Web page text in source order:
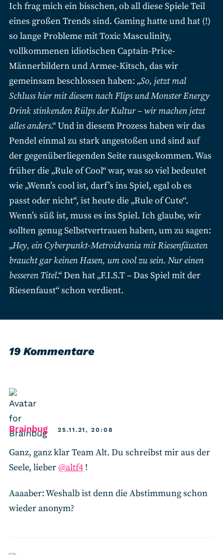
Ich frag mich ein bisschen, ob all diese Spiele Teil
eines großen Trends sind. Gaming hatte und hat (!)
so lange Probleme mit Toxic Masculinity,
vollkommenen idiotischen Captain-Price-
Männerbildern und Armee-Kitsch, das wir
gemeinsam beschlossen haben: „So, jetzt mal
Schluss hier mit diesem nach Flips und Monster Energy
Drink stinkenden Rülps der Kultur – wir machen jetzt
alles anders.“ Und in diesem Prozess haben wir das
Pendel einmal zu stark angestoßen und sind auf
der gegenüberliegenden Seite rausgekommen. Was
früher die „Rule of Cool“ war, was so viel bedeutet
wie „Wenn’s cool ist, darf’s ins Spiel, egal ob es
passt oder nicht“, ist heute die „Rule of Cute“.
Wenn’s süß ist, muss es ins Spiel. Ich glaube, wir
sollten genug Selbstvertrauen haben, um zu sagen:
„Hey, ein Cyberpunkt-Metroidvania mit Riesenfäusten
braucht gar keinen Hasen, um cool zu sein. Nur einen
besseren Titel.“ Den hat „F.I.S.T – Das Spiel mit der
Riesenfaust“ schon verdient.
19 Kommentare
Brainbugsays:25.11.21, 20:08
Ganz, ganz klar Team Alt. Du schreibst mir aus der
Seele, lieber@altf4 !
Aaaaber: Weshalb ist denn die Abstimmung schon
wieder anonym?